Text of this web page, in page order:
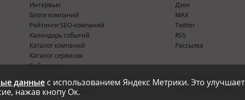
данныес использованием Яндекс Метрики. Это улучшает
нажав кнопу Ок.
Интервью
Блоги компаний
Рейтинги SEO-компаний
Календарь событий
Каталог компаний
Каталог сервисов
Библиотека
Реклама на сайте
Дзен
MAX
Тwitter
RSS
Рассылка
Продвижение сайта